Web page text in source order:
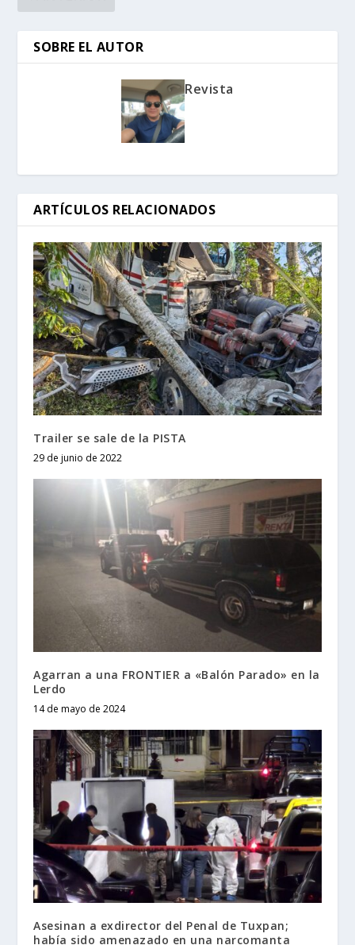
SOBRE EL AUTOR
Revista
ARTÍCULOS RELACIONADOS
Trailer se sale de la PISTA
29 de junio de 2022
Agarran a una FRONTIER a «Balón Parado» en la
Lerdo
14 de mayo de 2024
Asesinan a exdirector del Penal de Tuxpan;
había sido amenazado en una narcomanta